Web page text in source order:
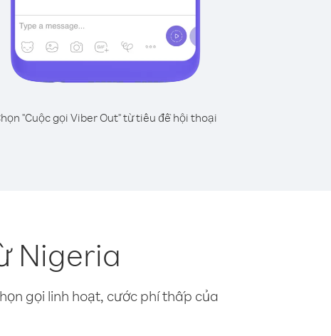
"Cuộc gọi Viber Out" từ tiêu đề hội thoại
Nigeria
gọi linh hoạt, cước phí thấp của